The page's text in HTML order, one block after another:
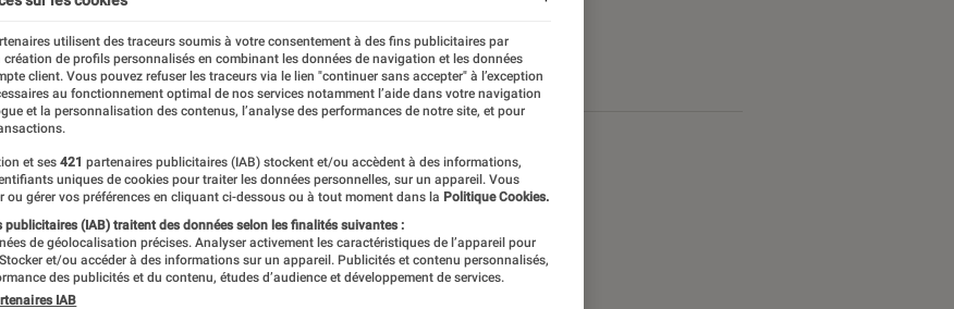
utilisent des traceurs soumis à votre consentement à des fins publicitaires par
création de profils personnalisés en combinant les données de navigation et les données
client. Vous pouvez refuser les traceurs via le lien "continuer sans accepter" à l’exception
au fonctionnement optimal de nos services notamment l’aide dans votre navigation
et la personnalisation des contenus, l’analyse des performances de notre site, et pour
et ses 421 partenaires publicitaires (IAB) stockent et/ou accèdent à des informations,
uniques de cookies pour traiter les données personnelles, sur un appareil. Vous
ou gérer vos préférences en cliquant ci-dessous ou à tout moment dans la Politique Cookies.
publicitaires (IAB) traitent des données selon les finalités suivantes :
de géolocalisation précises. Analyser activement les caractéristiques de l’appareil pour
et/ou accéder à des informations sur un appareil. Publicités et contenu personnalisés,
des publicités et du contenu, études d’audience et développement de services.
IAB